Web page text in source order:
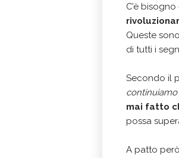
C’è
Queste
di tutti i
Secondo il
continuiamo
mai fatto
possa
A patto